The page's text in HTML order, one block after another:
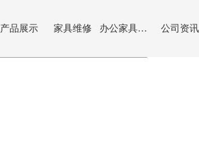
产品展示 家具维修 办公家具安装 公司资讯